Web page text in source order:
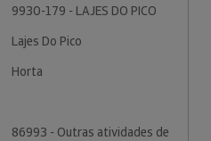
9930-179 - LAJES DO PICO
Lajes Do Pico
Horta
86993 - Outras atividades de